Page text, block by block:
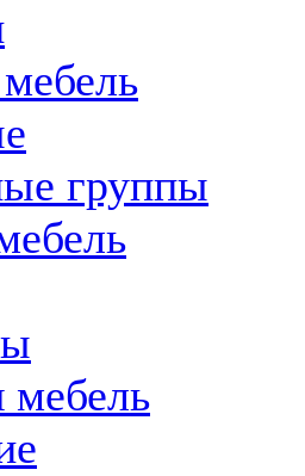
группы
мебель